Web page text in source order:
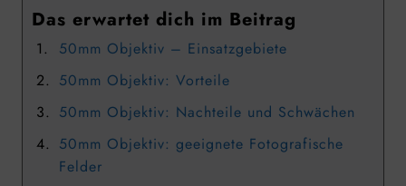
Das erwartet dich im Beitrag
50mm Objektiv – Einsatzgebiete
50mm Objektiv: Vorteile
50mm Objektiv: Nachteile und Schwächen
50mm Objektiv: geeignete Fotografische
Felder